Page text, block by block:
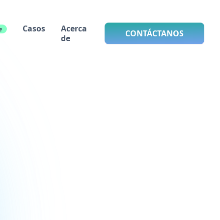
Casos
Acerca
de
CONTÁCTANOS